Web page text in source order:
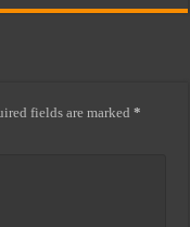
fields are marked*